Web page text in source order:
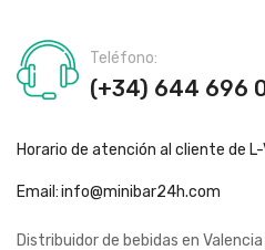
Teléfono:
(+34) 644 696
Horario de atención al cliente de
Email:info@minibar24h.com
Distribuidor de bebidas en Valencia